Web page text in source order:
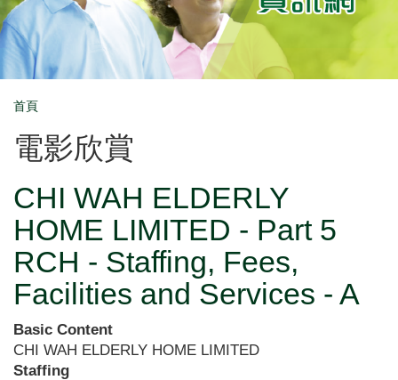
Breadcrumb
首頁
電影欣賞
CHI WAH ELDERLY
HOME LIMITED - Part 5
RCH - Staffing, Fees,
Facilities and Services - A
Basic Content
CHI WAH ELDERLY HOME LIMITED
Staffing